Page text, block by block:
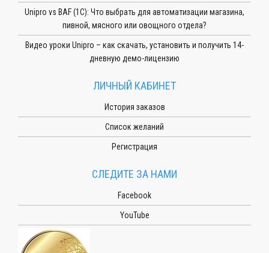
Unipro vs BAF (1С): Что выбрать для автоматизации магазина,
пивной, мясного или овощного отдела?
Видео уроки Unipro – как скачать, установить и получить 14-
дневную демо-лицензию
ЛИЧНЫЙ КАБИНЕТ
История заказов
Список желаний
Регистрация
СЛЕДИТЕ ЗА НАМИ
Facebook
YouTube